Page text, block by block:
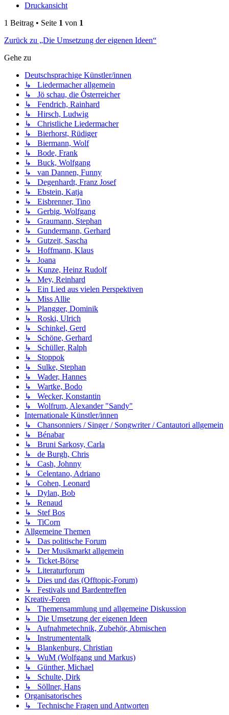
Druckansicht
1 Beitrag • Seite 1 von 1
Zurück zu „Die Umsetzung der eigenen Ideen“
Gehe zu
Deutschsprachige Künstler/innen
↳ Liedermacher allgemein
↳ Jö schau, die Österreicher
↳ Fendrich, Rainhard
↳ Hirsch, Ludwig
↳ Christliche Liedermacher
↳ Bierhorst, Rüdiger
↳ Biermann, Wolf
↳ Bode, Frank
↳ Buck, Wolfgang
↳ van Dannen, Funny
↳ Degenhardt, Franz Josef
↳ Ebstein, Katja
↳ Eisbrenner, Tino
↳ Gerbig, Wolfgang
↳ Graumann, Stephan
↳ Gundermann, Gerhard
↳ Gutzeit, Sascha
↳ Hoffmann, Klaus
↳ Joana
↳ Kunze, Heinz Rudolf
↳ Mey, Reinhard
↳ Ein Lied aus vielen Perspektiven
↳ Miss Allie
↳ Plangger, Dominik
↳ Roski, Ulrich
↳ Schinkel, Gerd
↳ Schöne, Gerhard
↳ Schüller, Ralph
↳ Stoppok
↳ Sulke, Stephan
↳ Wader, Hannes
↳ Wartke, Bodo
↳ Wecker, Konstantin
↳ Wolfrum, Alexander "Sandy"
Internationale Künstler/innen
↳ Chansonniers / Singer / Songwriter / Cantautori allgemein
↳ Bénabar
↳ Bruni Sarkosy, Carla
↳ de Burgh, Chris
↳ Cash, Johnny
↳ Celentano, Adriano
↳ Cohen, Leonard
↳ Dylan, Bob
↳ Renaud
↳ Stef Bos
↳ TiCorn
Allgemeine Themen
↳ Das politische Forum
↳ Der Musikmarkt allgemein
↳ Ticket-Börse
↳ Literaturforum
↳ Dies und das (Offtopic-Forum)
↳ Festivals und Bardentreffen
Kreativ-Foren
↳ Themensammlung und allgemeine Diskussion
↳ Die Umsetzung der eigenen Ideen
↳ Aufnahmetechnik, Zubehör, Abmischen
↳ Instrumententalk
↳ Blankenburg, Christian
↳ WuM (Wolfgang und Markus)
↳ Günther, Michael
↳ Schulte, Dirk
↳ Söllner, Hans
Organisatorisches
↳ Technische Fragen und Antworten